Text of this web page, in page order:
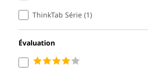
ThinkTab Série (1)
Évaluation